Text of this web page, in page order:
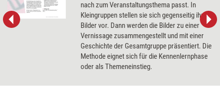
nach zum Veranstaltungsthema passt. In
Kleingruppen stellen sie sich gegenseitig ihre
Bilder vor. Dann werden die Bilder zu einer
Vernissage zusammengestellt und mit einer
Geschichte der Gesamtgruppe präsentiert. Die
Methode eignet sich für die Kennenlernphase
oder als Themeneinstieg.